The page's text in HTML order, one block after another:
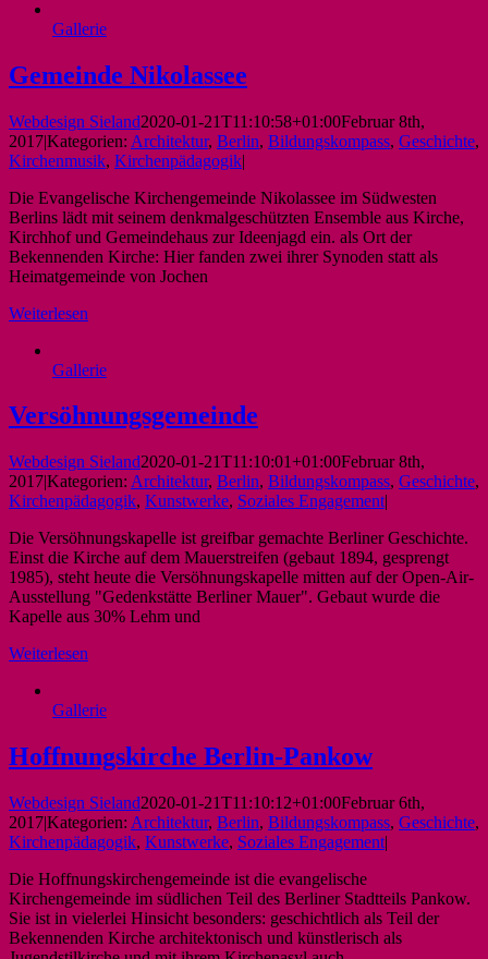
Gallerie
Gemeinde Nikolassee
Webdesign Sieland2020-01-21T11:10:58+01:00Februar 8th,
2017|Kategorien: Architektur, Berlin, Bildungskompass, Geschichte,
Kirchenmusik, Kirchenpädagogik|
Die Evangelische Kirchengemeinde Nikolassee im Südwesten
Berlins lädt mit seinem denkmalgeschützten Ensemble aus Kirche,
Kirchhof und Gemeindehaus zur Ideenjagd ein. als Ort der
Bekennenden Kirche: Hier fanden zwei ihrer Synoden statt als
Heimatgemeinde von Jochen
Weiterlesen
Gallerie
Versöhnungsgemeinde
Webdesign Sieland2020-01-21T11:10:01+01:00Februar 8th,
2017|Kategorien: Architektur, Berlin, Bildungskompass, Geschichte,
Kirchenpädagogik, Kunstwerke, Soziales Engagement|
Die Versöhnungskapelle ist greifbar gemachte Berliner Geschichte.
Einst die Kirche auf dem Mauerstreifen (gebaut 1894, gesprengt
1985), steht heute die Versöhnungskapelle mitten auf der Open-Air-
Ausstellung "Gedenkstätte Berliner Mauer". Gebaut wurde die
Kapelle aus 30% Lehm und
Weiterlesen
Gallerie
Hoffnungskirche Berlin-Pankow
Webdesign Sieland2020-01-21T11:10:12+01:00Februar 6th,
2017|Kategorien: Architektur, Berlin, Bildungskompass, Geschichte,
Kirchenpädagogik, Kunstwerke, Soziales Engagement|
Die Hoffnungskirchengemeinde ist die evangelische
Kirchengemeinde im südlichen Teil des Berliner Stadtteils Pankow.
Sie ist in vielerlei Hinsicht besonders: geschichtlich als Teil der
Bekennenden Kirche architektonisch und künstlerisch als